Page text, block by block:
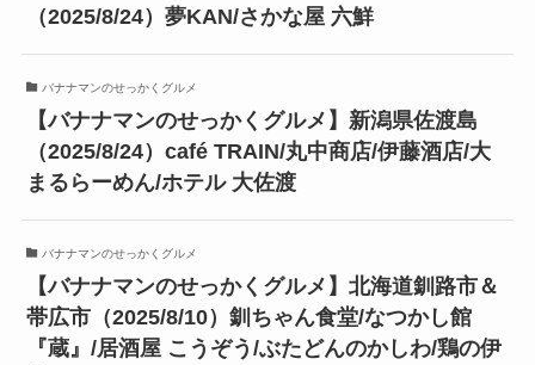
（2025/8/24）夢KAN/さかな屋 六鮮
バナナマンのせっかくグルメ
【バナナマンのせっかくグルメ】新潟県佐渡島
（2025/8/24）café TRAIN/丸中商店/伊藤酒店/大
まるらーめん/ホテル 大佐渡
バナナマンのせっかくグルメ
【バナナマンのせっかくグルメ】北海道釧路市＆
帯広市（2025/8/10）釧ちゃん食堂/なつかし館
『蔵』/居酒屋 こうぞう/ぶたどんのかしわ/鶏の伊